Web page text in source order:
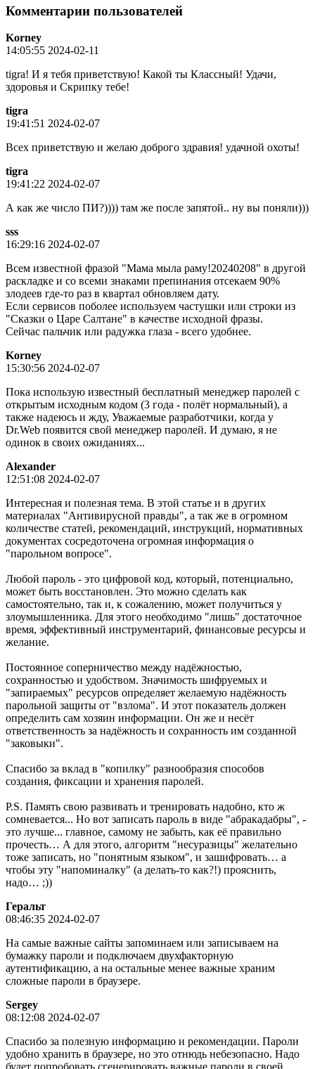
Комментарии пользователей
Korney
14:05:55 2024-02-11
tigra! И я тебя приветствую! Какой ты Классный! Удачи,
здоровья и Скрипку тебе!
tigra
19:41:51 2024-02-07
Всех приветствую и желаю доброго здравия! удачной охоты!
tigra
19:41:22 2024-02-07
А как же число ПИ?)))) там же после запятой.. ну вы поняли)))
sss
16:29:16 2024-02-07
Всем известной фразой "Мама мыла раму!20240208" в другой
раскладке и со всеми знаками препинания отсекаем 90%
злодеев где-то раз в квартал обновляем дату.
Если сервисов поболее используем частушки или строки из
"Сказки о Царе Салтане" в качестве исходной фразы.
Сейчас пальчик или радужка глаза - всего удобнее.
Korney
15:30:56 2024-02-07
Пока использую известный бесплатный менеджер паролей с
открытым исходным кодом (3 года - полёт нормальный), а
также надеюсь и жду, Уважаемые разработчики, когда у
Dr.Web появится свой менеджер паролей. И думаю, я не
одинок в своих ожиданиях...
Alexander
12:51:08 2024-02-07
Интересная и полезная тема. В этой статье и в других
материалах "Антивирусной правды", а так же в огромном
количестве статей, рекомендаций, инструкций, нормативных
документах сосредоточена огромная информация о
"парольном вопросе".
Любой пароль - это цифровой код, который, потенциально,
может быть восстановлен. Это можно сделать как
самостоятельно, так и, к сожалению, может получиться у
злоумышленника. Для этого необходимо "лишь" достаточное
время, эффективный инструментарий, финансовые ресурсы и
желание.
Постоянное соперничество между надёжностью,
сохранностью и удобством. Значимость шифруемых и
"запираемых" ресурсов определяет желаемую надёжность
парольной защиты от "взлома". И этот показатель должен
определить сам хозяин информации. Он же и несёт
ответственность за надёжность и сохранность им созданной
"заковыки".
Спасибо за вклад в "копилку" разнообразия способов
создания, фиксации и хранения паролей.
P.S. Память свою развивать и тренировать надобно, кто ж
сомневается... Но вот записать пароль в виде "абракадабры", -
это лучше... главное, самому не забыть, как её правильно
прочесть… А для этого, алгоритм "несуразицы" желательно
тоже записать, но "понятным языком", и зашифровать… а
чтобы эту "напоминалку" (а делать-то как?!) прояснить,
надо… ;))
Геральт
08:46:35 2024-02-07
На самые важные сайты запоминаем или записываем на
бумажку пароли и подключаем двухфакторную
аутентификацию, а на остальные менее важные храним
сложные пароли в браузере.
Sergey
08:12:08 2024-02-07
Спасибо за полезную информацию и рекомендации. Пароли
удобно хранить в браузере, но это отнюдь небезопасно. Надо